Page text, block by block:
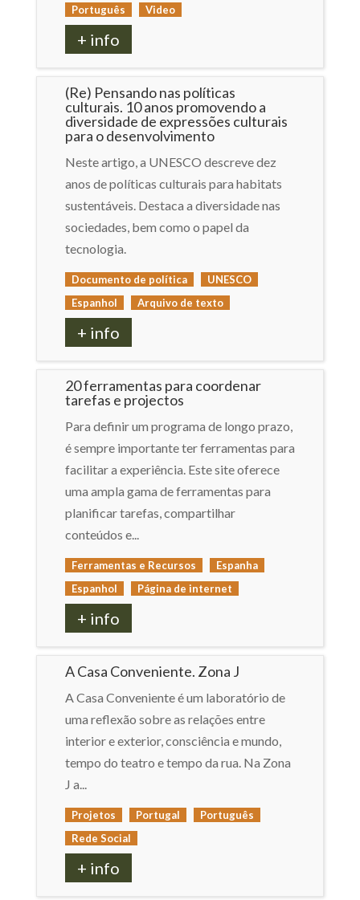
Português
Video
+ info
(Re) Pensando nas políticas
culturais. 10 anos promovendo a
diversidade de expressões culturais
para o desenvolvimento
Neste artigo, a UNESCO descreve dez
anos de políticas culturais para habitats
sustentáveis. Destaca a diversidade nas
sociedades, bem como o papel da
tecnologia.
Documento de política
UNESCO
Espanhol
Arquivo de texto
+ info
20 ferramentas para coordenar
tarefas e projectos
Para definir um programa de longo prazo,
é sempre importante ter ferramentas para
facilitar a experiência. Este site oferece
uma ampla gama de ferramentas para
planificar tarefas, compartilhar
conteúdos e...
Ferramentas e Recursos
Espanha
Espanhol
Página de internet
+ info
A Casa Conveniente. Zona J
A Casa Conveniente é um laboratório de
uma reflexão sobre as relações entre
interior e exterior, consciência e mundo,
tempo do teatro e tempo da rua. Na Zona
J a...
Projetos Portugal
Português
Rede Social
+ info